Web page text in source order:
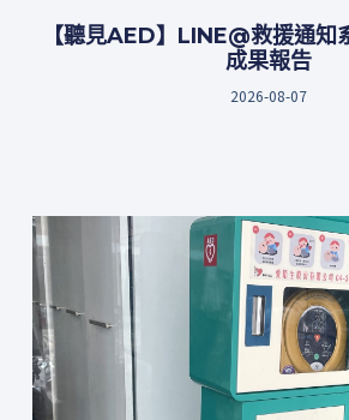
【聽見AED】LINE@救援通
成果報告
2026-08-07